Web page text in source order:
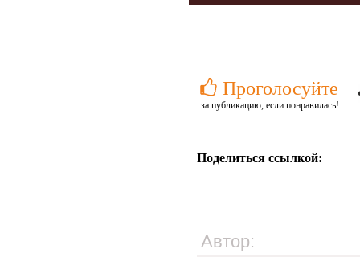
Проголосуйте
за публикацию, если понравилась!
Поделиться ссылкой:
Автор: